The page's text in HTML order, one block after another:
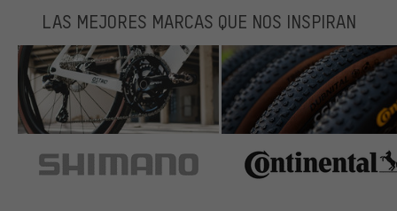
LAS MEJORES MARCAS QUE NOS INSPIRAN